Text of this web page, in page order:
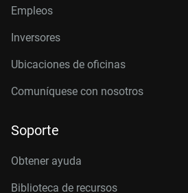
Empleos
Inversores
Ubicaciones de oficinas
Comuníquese con nosotros
Soporte
Obtener ayuda
Biblioteca de recursos